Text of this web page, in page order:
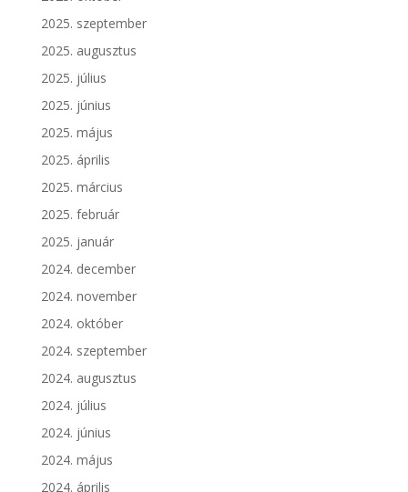
2025. szeptember
2025. augusztus
2025. július
2025. június
2025. május
2025. április
2025. március
2025. február
2025. január
2024. december
2024. november
2024. október
2024. szeptember
2024. augusztus
2024. július
2024. június
2024. május
2024. április